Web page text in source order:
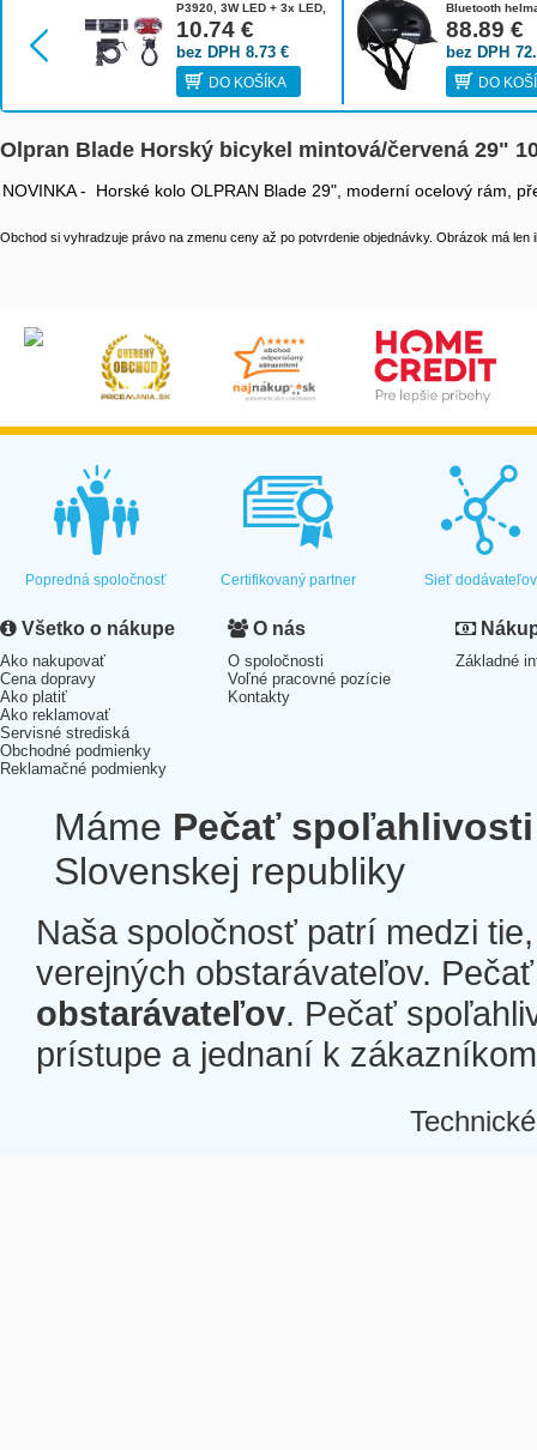
P3920, 3W LED + 3x LED,
SET (přední + zadní)
1446002000
10.74 €
8.73 €
bez DPH
DO KOŠÍKA
Bluetooth
Black L 2003-
88.89 €
bez DPH
DO
Olpran Blade Horský bicykel mintová/červená 29"
NOVINKA - Horské kolo OLPRAN Blade 29", moderní ocelový rám,
Obchod si vyhradzuje právo na zmenu ceny až po potvrdenie objednávky. Obrázok má len
Popredná spoločnosť Certifikovaný partner Sieť dodávateľov
Všetko o nákupe
Ako nakupovať
Cena dopravy
Ako platiť
Ako reklamovať
Servisné strediská
Obchodné podmienky
Reklamačné podmienky
O nás
O spoločnosti
Voľné pracovné pozície
Kontakty
Základné
Máme Pečať spoľahlivosti
Slovenskej republiky
Naša spoločnosť patrí medzi
verejných obstarávateľov.
obstarávateľov. Pečať
prístupe a jednaní k